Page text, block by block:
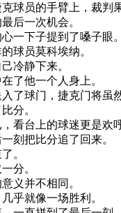
克球员的手臂 上 ， 裁判
最后一次机会。
心一下子提到 了嗓子眼。
的球员莫科埃纳。
己冷静下来。
在了他一个 人 身上 。
入 了球门 ， 捷克门将虽
比分。
， 看台 上的球迷更是欢
一刻 把比分追了 回来。
了 。
一分。
意义并不相同 。
几乎就像一场胜利 。